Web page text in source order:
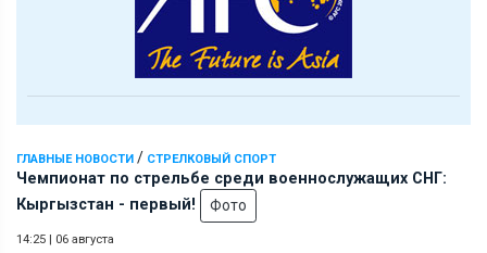
ГЛАВНЫЕ НОВОСТИ / СТРЕЛКОВЫЙ СПОРТ
Чемпионат по стрельбе среди военнослужащих СНГ:
Кыргызстан - первый!
Фото
14:25 06 августа